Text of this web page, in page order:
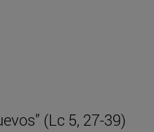
(Lc 5, 27-39)